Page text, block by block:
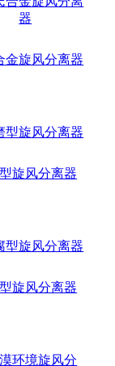
金旋风分离器
旋风分离器
旋风分离器